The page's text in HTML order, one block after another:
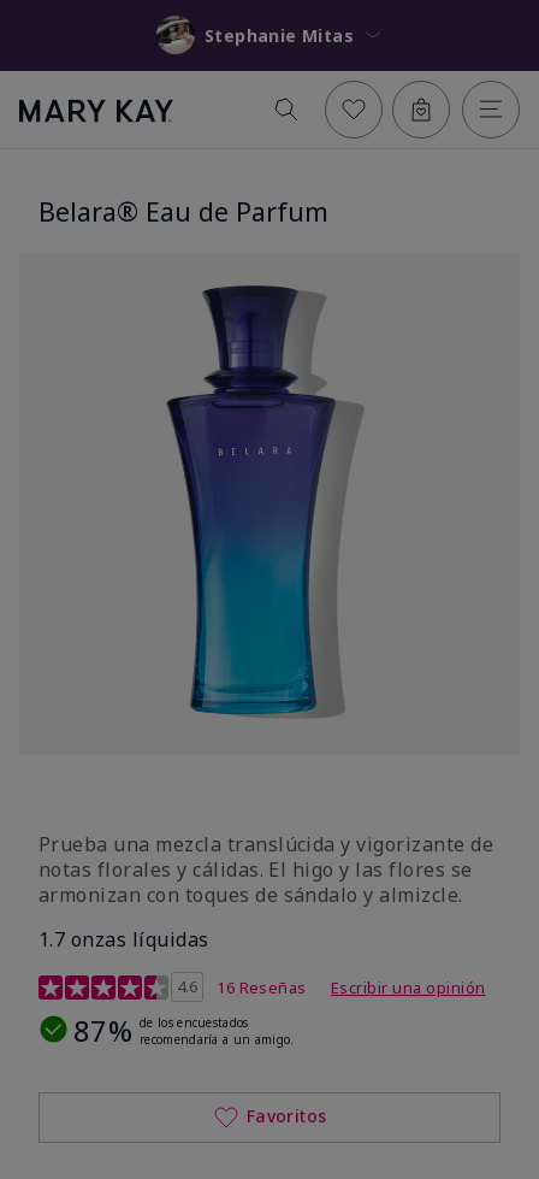
Stephanie Mitas
Belara® Eau de Parfum
Prueba una mezcla translúcida y vigorizante de
notas florales y cálidas. El higo y las flores se
armonizan con toques de sándalo y almizcle.
1.7 onzas líquidas
Calificación de clientes de 4,5 de 5
4.6 16 Reseñas Escribir una opinión
87% de los encuestados
recomendaría a un amigo.
Favoritos